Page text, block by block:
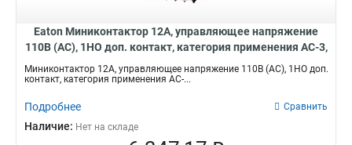
Eaton Миниконтактор 12А, управляющее напряжение
110В (AC), 1НO доп. контакт, категория применения AC-3,
АС4 DILEM12-01(110V50Hz)
Миниконтактор 12А, управляющее напряжение 110В (AC), 1НO доп.
контакт, категория применения AC-...
Подробнее Сравнить
Наличие: Нет на складе